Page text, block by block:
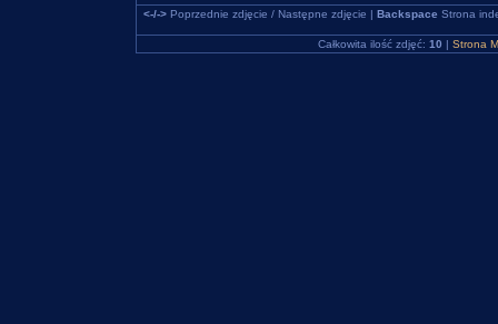
<-/->Poprzednie zdjęcie / Następne zdjęcie | Backspace Strona
Całkowita ilość zdjęć: 10 | Strona